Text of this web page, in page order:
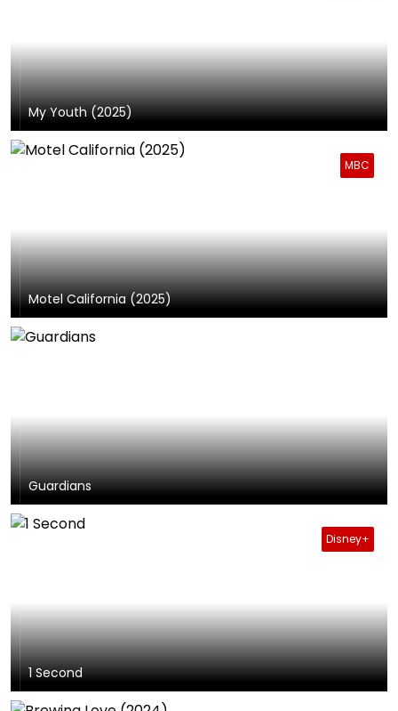
My Youth (2025)
MBC
Motel California (2025)
Guardians
Disney+
1 Second